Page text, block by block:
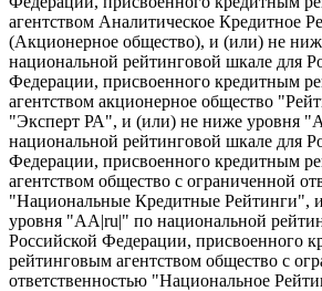
агентством Аналитическое Кредитное
(Акционерное общество), и (или) не
национальной рейтинговой шкале для
Федерации, присвоенного кредитным
агентством акционерное общество
"Эксперт РА", и (или) не ниже уровня
национальной рейтинговой шкале для
Федерации, присвоенного кредитным
агентством общество с ограниченной
"Национальные Кредитные Рейтинги",
уровня "АА|ru|" по национальной
Российской Федерации, присвоенного
рейтинговым агентством общество с
ответственностью "Национальное